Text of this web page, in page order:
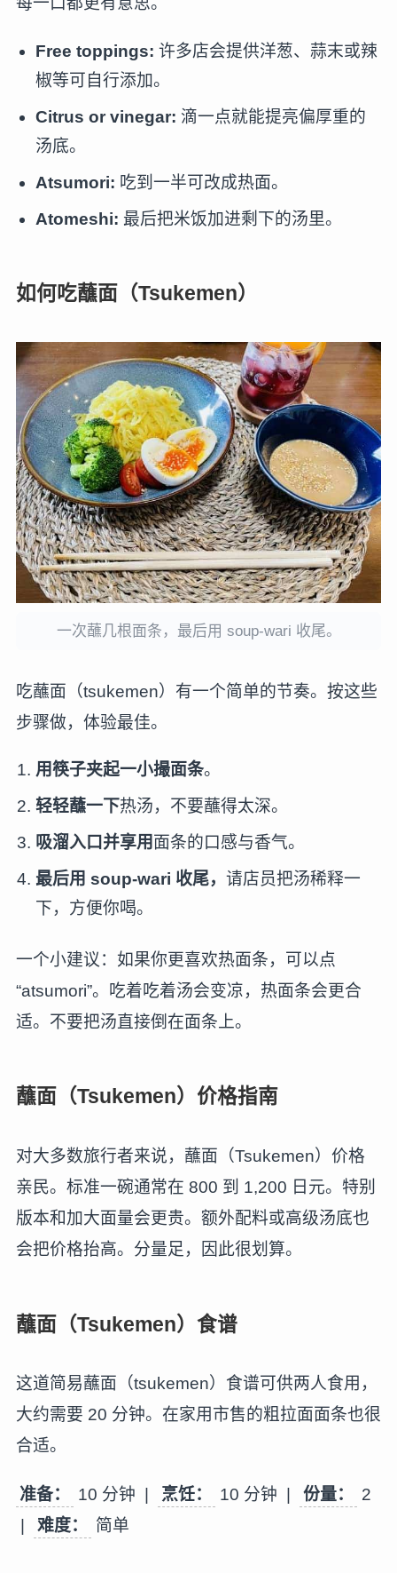
Free toppings: 许多店会提供洋葱、蒜末或辣
椒等可自行添加。
Citrus or vinegar: 滴一点就能提亮偏厚重的
汤底。
Atsumori: 吃到一半可改成热面。
Atomeshi: 最后把米饭加进剩下的汤里。
如何吃蘸面（Tsukemen）
一次蘸几根面条，最后用 soup-wari 收尾。
吃蘸面（tsukemen）有一个简单的节奏。按这些
步骤做，体验最佳。
用筷子夹起一小撮面条。
轻轻蘸一下热汤，不要蘸得太深。
吸溜入口并享用 面条的口感与香气。
最后用 soup-wari 收尾，请店员把汤稀释一
下，方便你喝。
一个小建议：如果你更喜欢热面条，可以点
“atsumori”。吃着吃着汤会变凉，热面条会更合
适。不要把汤直接倒在面条上。
蘸面（Tsukemen）价格指南
对大多数旅行者来说，蘸面（Tsukemen）价格
亲民。标准一碗通常在 800 到 1,200 日元。特别
版本和加大面量会更贵。额外配料或高级汤底也
会把价格抬高。分量足，因此很划算。
蘸面（Tsukemen）食谱
这道简易蘸面（tsukemen）食谱可供两人食用，
大约需要 20 分钟。在家用市售的粗拉面面条也很
合适。
准备： 10 分钟 | 烹饪： 10 分钟 | 份量：
2
难度： 简单